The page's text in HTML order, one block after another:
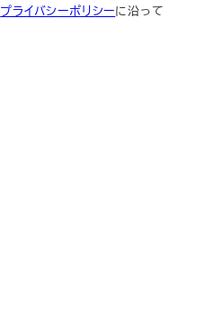
プライバシーポリシーに沿って